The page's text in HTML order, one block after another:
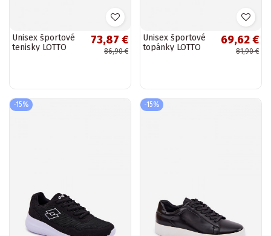
Unisex športové
tenisky LOTTO
73,87 €
86,90 €
Unisex športové
topánky LOTTO
69,62 €
81,90 €
-15% -15%